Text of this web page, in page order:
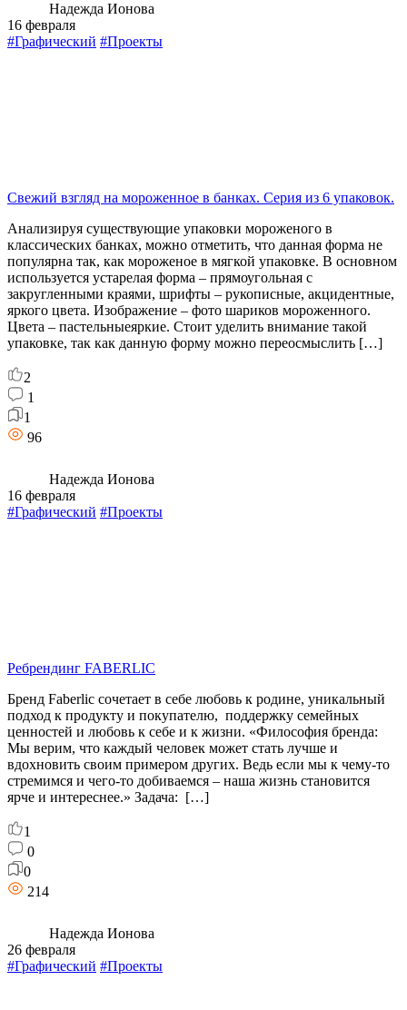
Надежда Ионова
16 февраля
#Графический #Проекты
Свежий взгляд на мороженное в банках. Серия из 6 упаковок.
Анализируя существующие упаковки мороженого в
классических банках, можно отметить, что данная форма не
популярна так, как мороженое в мягкой упаковке. В основном
используется устарелая форма – прямоугольная с
закругленными краями, шрифты – рукописные, акцидентные,
яркого цвета. Изображение – фото шариков мороженного.
Цвета – пастельныеяркие. Стоит уделить внимание такой
упаковке, так как данную форму можно переосмыслить […]
2
1
1
96
Надежда Ионова
16 февраля
#Графический #Проекты
Ребрендинг FABERLIC
Бренд Faberlic сочетает в себе любовь к родине, уникальный
подход к продукту и покупателю, поддержку семейных
ценностей и любовь к себе и к жизни. «Философия бренда:
Мы верим, что каждый человек может стать лучше и
вдохновить своим примером других. Ведь если мы к чему-то
стремимся и чего-то добиваемся – наша жизнь становится
ярче и интереснее.» Задача: […]
1
0
0
214
Надежда Ионова
26 февраля
#Графический #Проекты